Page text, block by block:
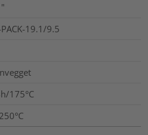
"
PACK-19.1/9.5
175°C